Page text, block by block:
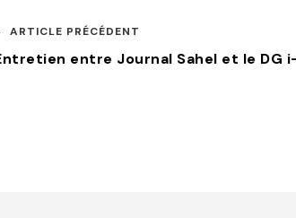
ARTICLE PRÉCÉDENT
entre Journal Sahel et le DG i-